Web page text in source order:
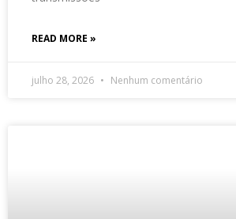
READ MORE »
julho 28, 2026 Nenhum comentário